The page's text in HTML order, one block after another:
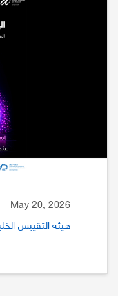
May 20, 2026
هيئة التقييس